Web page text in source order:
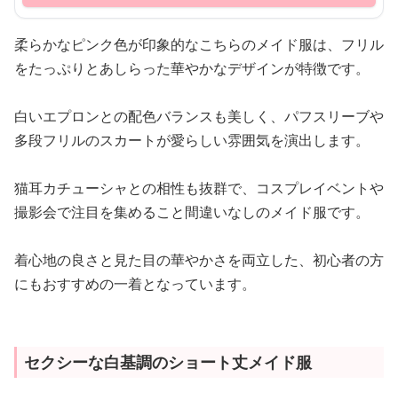
柔らかなピンク色が印象的なこちらのメイド服は、フリル
をたっぷりとあしらった華やかなデザインが特徴です。
白いエプロンとの配色バランスも美しく、パフスリーブや
多段フリルのスカートが愛らしい雰囲気を演出します。
猫耳カチューシャとの相性も抜群で、コスプレイベントや
撮影会で注目を集めること間違いなしのメイド服です。
着心地の良さと見た目の華やかさを両立した、初心者の方
にもおすすめの一着となっています。
セクシーな白基調のショート丈メイド服